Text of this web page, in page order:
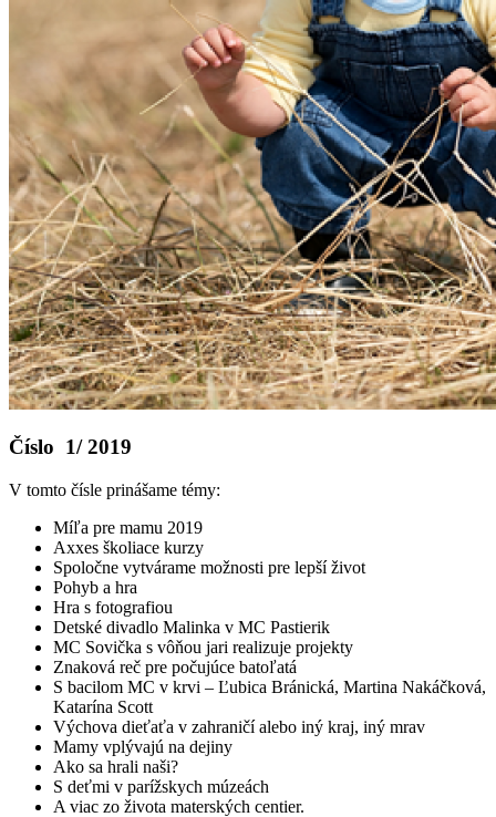
Číslo 1/ 2019
V tomto čísle prinášame témy:
Míľa pre mamu 2019
Axxes školiace kurzy
Spoločne vytvárame možnosti pre lepší život
Pohyb a hra
Hra s fotografiou
Detské divadlo Malinka v MC Pastierik
MC Sovička s vôňou jari realizuje projekty
Znaková reč pre počujúce batoľatá
S bacilom MC v krvi – Ľubica Bránická, Martina Nakáčková,
Katarína Scott
Výchova dieťaťa v zahraničí alebo iný kraj, iný mrav
Mamy vplývajú na dejiny
Ako sa hrali naši?
S deťmi v parížskych múzeách
A viac zo života materských centier.